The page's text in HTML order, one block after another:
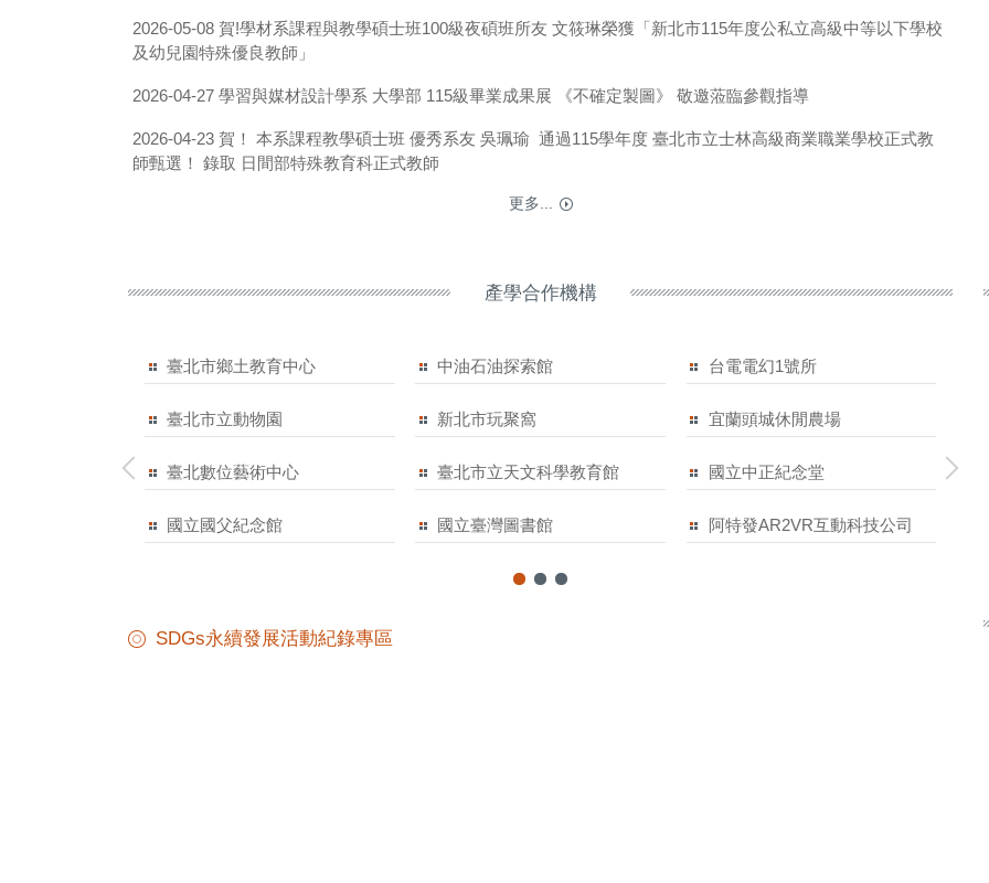
2026-05-08 賀!學材系課程與教學碩士班100級夜碩班所友 文筱琳榮獲「新北市115年度公私立高級中等以下學校
及幼兒園特殊優良教師」
2026-04-27學習與媒材設計學系 大學部 115級畢業成果展 《不確定製圖》 敬邀蒞臨參觀指導
2026-04-23 賀！ 本系課程教學碩士班 優秀系友 吳珮瑜 通過115學年度 臺北市立士林高級商業職業學校正式教
師甄選！ 錄取 日間部特殊教育科正式教師
更多...
產學合作機構
臺北市鄉土教育中心 中油石油探索館 台電電幻1號所
臺北市立動物園 新北市玩聚窩 宜蘭頭城休閒農場
臺北數位藝術中心 臺北市立天文科學教育館 國立中正紀念堂
國立國父紀念館 國立臺灣圖書館 阿特發AR2VR互動科技公司
SDGs永續發展活動紀錄專區